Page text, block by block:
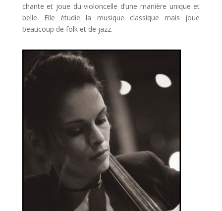
chante et joue du violoncelle d’une manière unique et
belle. Elle étudie la musique classique mais joue
beaucoup de folk et de jazz.